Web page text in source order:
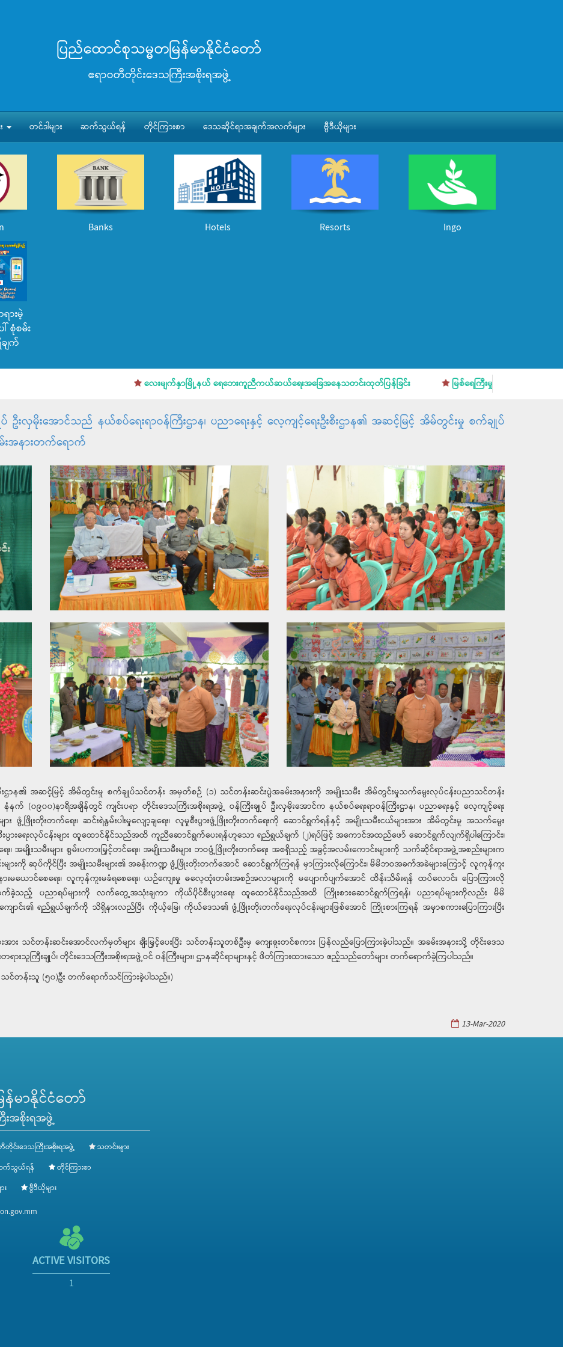
ပြည်ထောင်စုသမ္မတမြန်မာနိုင်ငံတော်
ဧရာဝတီတိုင်းဒေသကြီးအစိုးရအဖွဲ့
တင်ဒါများ ဆက်သွယ်ရန် တိုင်ကြားစာ ဒေသဆိုင်ရာအချက်အလက်များ ဗွီဒီယိုများ
Banks Hotels Resorts Ingo
ားမဲ့
စုံစမ်း
ျက်
လေးမျက်နှာမြို့နယ် ရေဘေးကူညီကယ်ဆယ်ရေးအခြေအနေသတင်းထုတ်ပြန်ခြင်း မြစ်ရေကြီးမှုအန္တရာယ် ကြိုတင်သတိပြု
ဦးလှမိုးအောင်သည် နယ်စပ်ရေးရာဝန်ကြီးဌာန၊ ပညာရေးနှင့် လေ့ကျင့်ရေးဦးစီးဌာန၏ အဆင့်မြင့် အိမ်တွင်းမှု စက်ချုပ်
အနားတက်ရောက်
းစီးဌာန၏ အဆင့်မြင့် အိမ်တွင်းမှု စက်ချုပ်သင်တန်း အမှတ်စဉ် (၁) သင်တန်းဆင်းပွဲအခမ်းအနားကို အမျိုးသမီး အိမ်တွင်းမှုသက်မွေးလုပ်ငန်းပညာသင်တန်း
က် (၀၉၀၀)နာရီအချိန်တွင် ကျင်းပရာ တိုင်းဒေသကြီးအစိုးရအဖွဲ့ ဝန်ကြီးချုပ် ဦးလှမိုးအောင်က နယ်စပ်ရေးရာဝန်ကြီးဌာန၊ ပညာရေးနှင့် လေ့ကျင့်ရေး
ဖွံ့ဖြိုးတိုးတက်ရေး၊ ဆင်းရဲနွမ်းပါးမှုလျော့ချရေး၊ လူမှုစီးပွားဖွံ့ဖြိုးတိုးတက်ရေးကို ဆောင်ရွက်ရန်နှင့် အမျိုးသမီးငယ်များအား အိမ်တွင်းမှု အသက်မွေး
စီးပွားရေးလုပ်ငန်းများ ထူထောင်နိုင်သည်အထိ ကူညီဆောင်ရွက်ပေးရန်ဟူသော ရည်ရွယ်ချက် (၂)ရပ်ဖြင့် အကောင်အထည်ဖော် ဆောင်ရွက်လျက်ရှိပါကြောင်း၊
း၊ အမျိုးသမီးများ စွမ်းပကားမြှင့်တင်ရေး၊ အမျိုးသမီးများ ဘဝဖွံ့ဖြိုးတိုးတက်ရေး အစရှိသည့် အခွင့်အလမ်းကောင်းများကို သက်ဆိုင်ရာအဖွဲ့အစည်းများက
ားကို ဆုပ်ကိုင်ပြီး အမျိုးသမီးများ၏ အခန်းကဏ္ဍ ဖွံ့ဖြိုးတိုးတက်အောင် ဆောင်ရွက်ကြရန် မှာကြားလိုကြောင်း၊ မိမိဘဝအခက်အခဲများကြောင့် လူကုန်ကူး
ယောင်စေရေး၊ လူကုန်ကူးမခံရစေရေး၊ ယဉ်ကျေးမှု ဓလေ့ထုံးတမ်းအစဉ်အလာများကို မပျောက်ပျက်အောင် ထိန်းသိမ်းရန် ထပ်လောင်း ပြောကြားလို
ောက်ခဲ့သည့် ပညာရပ်များကို လက်တွေ့အသုံးချကာ ကိုယ်ပိုင်စီးပွားရေး ထူထောင်နိုင်သည်အထိ ကြိုးစားဆောင်ရွက်ကြရန်၊ ပညာရပ်များကိုလည်း မိမိ
ာင်း၏ ရည်ရွယ်ချက်ကို သိရှိနားလည်ပြီး ကိုယ့်မြေ၊ ကိုယ်ဒေသ၏ ဖွံ့ဖြိုးတိုးတက်ရေးလုပ်ငန်းများဖြစ်အောင် ကြိုးစားကြရန် အမှာစကားပြောကြားပြီး
ား သင်တန်းဆင်းအောင်လက်မှတ်များ ချီးမြှင့်ပေးပြီး သင်တန်းသူတစ်ဦးမှ ကျေးဇူးတင်စကား ပြန်လည်ပြောကြားခဲ့ပါသည်။ အခမ်းအနားသို့ တိုင်းဒေသ
ရားသူကြီးချုပ်၊ တိုင်းဒေသကြီးအစိုးရအဖွဲ့ဝင် ဝန်ကြီးများ၊ ဌာနဆိုင်ရာများနှင့် ဖိတ်ကြားထားသော ဧည့်သည်တော်များ တက်ရောက်ခဲ့ကြပါသည်။
င်တန်းသူ (၅၀)ဦး တက်ရောက်သင်ကြားခဲ့ပါသည်။)
13-Mar-2020
မာနိုင်ငံတော်
းအစိုးရအဖွဲ့
တိုင်းဒေသကြီးအစိုးရအဖွဲ့
သတင်းများ
သွယ်ရန်
တိုင်ကြားစာ
း
ဗွီဒီယိုများ
ACTIVE VISITORS
1